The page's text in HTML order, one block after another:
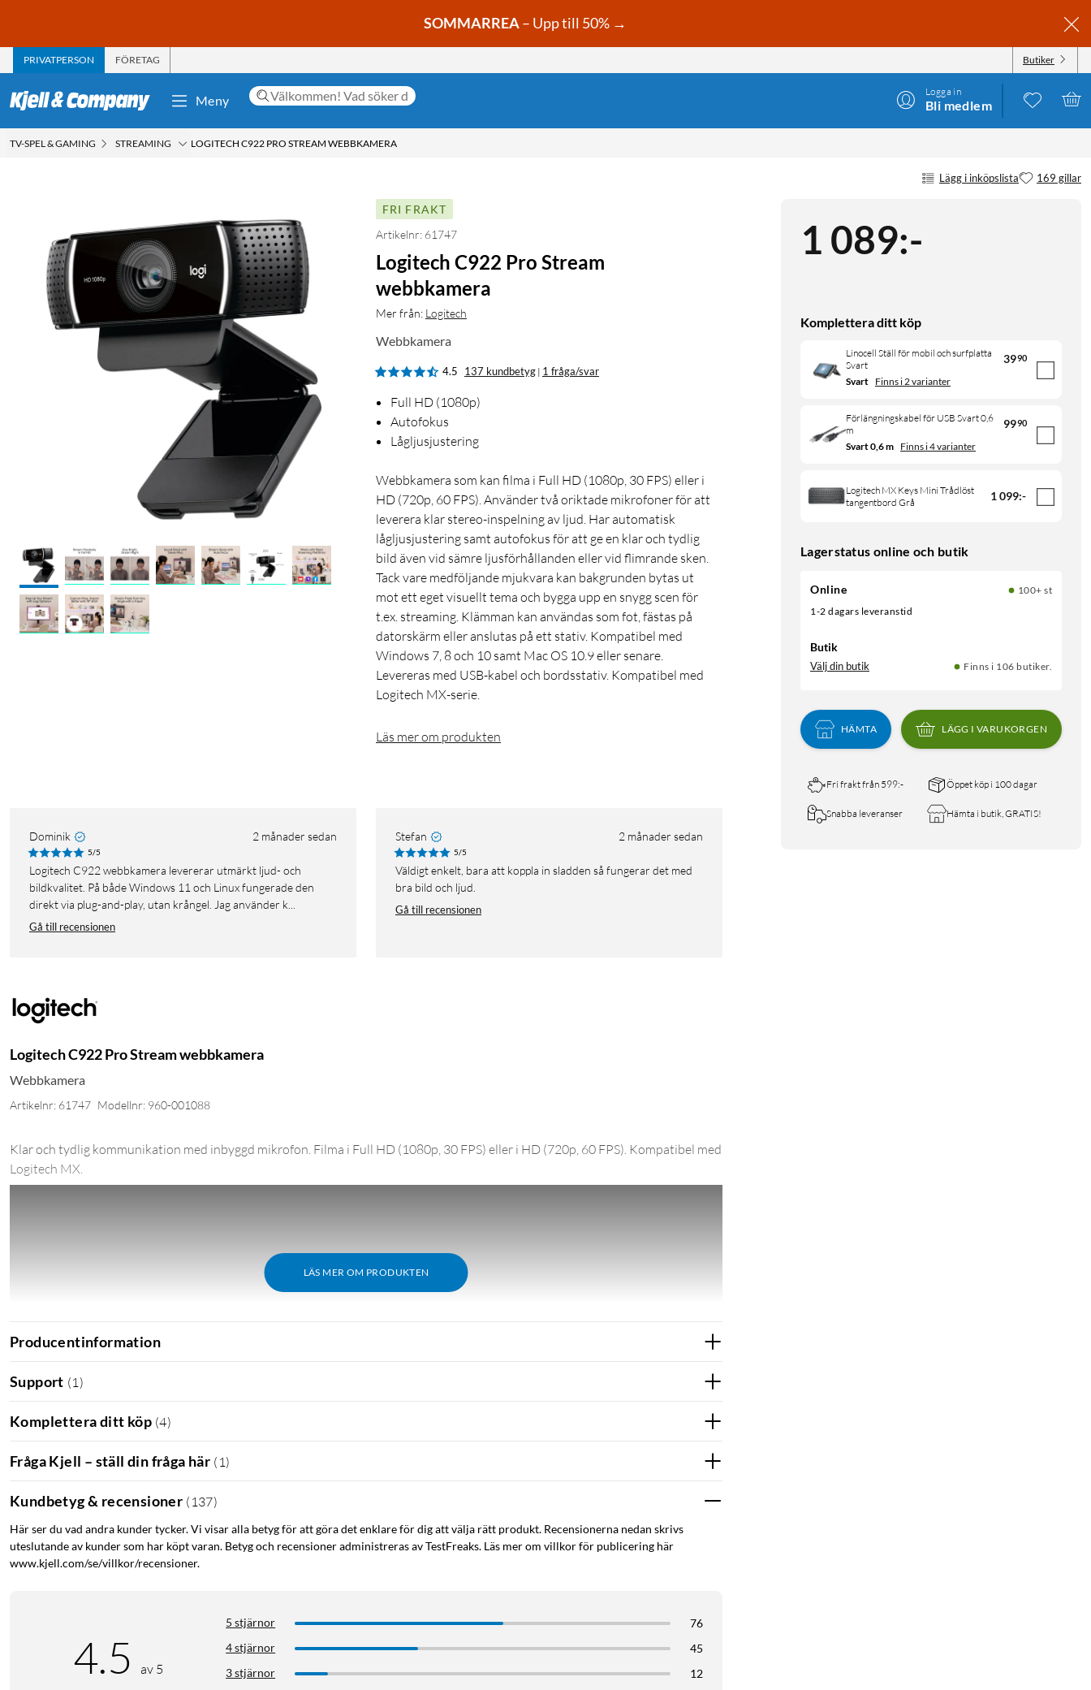
SOMMARREA– Upp till 50% →
PRIVATPERSON FÖRETAG Butiker
Meny
Logga in
Bli medlem
TV-SPEL & GAMING STREAMING LOGITECH C922 PRO STREAM WEBBKAMERA
Lägg i inköpslista 169 gillar
1 089:-
Komplettera ditt köp
Linocell Ställ för mobil och surfplatta
Svart
3990
Svart Finns i 2 varianter
Förlängningskabel för USB Svart 0,6
m
9990
Svart 0,6 m Finns i 4 varianter
Logitech MX Keys Mini Trådlöst
tangentbord Grå
1 099:-
Lagerstatus online och butik
Online
100+ st
1-2 dagars leveranstid
Butik
Välj din butik Finns i 106 butiker.
HÄMTA LÄGG I VARUKORGEN
Fri frakt från 599:- Öppet köp i 100 dagar
Snabba leveranser Hämta i butik, GRATIS!
FRI FRAKT
Artikelnr: 61747
Logitech C922 Pro Stream
webbkamera
Mer från: Logitech
Webbkamera
4.5 137 kundbetyg | 1 fråga/svar
Full HD (1080p)
Autofokus
Lågljusjustering
Webbkamera som kan filma i Full HD (1080p, 30 FPS) eller i
HD (720p, 60 FPS). Använder två oriktade mikrofoner för att
leverera klar stereo-inspelning av ljud. Har automatisk
lågljusjustering samt autofokus för att ge en klar och tydlig
bild även vid sämre ljusförhållanden eller vid flimrande sken.
Tack vare medföljande mjukvara kan bakgrunden bytas ut
mot ett eget visuellt tema och bygga upp en snygg scen för
t.ex. streaming. Klämman kan användas som fot, fästas på
datorskärm eller anslutas på ett stativ. Kompatibel med
Windows 7, 8 och 10 samt Mac OS 10.9 eller senare.
Levereras med USB-kabel och bordsstativ. Kompatibel med
Logitech MX-serie.
Läs mer om produkten
Dominik 2 månader sedan
5/5
Logitech C922 webbkamera levererar utmärkt ljud- och
bildkvalitet. På både Windows 11 och Linux fungerade den
direkt via plug-and-play, utan krångel. Jag använder k...
Gå till recensionen
Stefan 2 månader sedan
5/5
Väldigt enkelt, bara att koppla in sladden så fungerar det med
bra bild och ljud.
Gå till recensionen
Logitech C922 Pro Stream webbkamera
Webbkamera
Artikelnr: 61747 Modellnr: 960-001088
LÄS MER OM PRODUKTEN
Klar och tydlig kommunikation med inbyggd mikrofon. Filma i Full HD (1080p, 30 FPS) eller i HD (720p, 60 FPS). Kompatibel med
Logitech MX.
Möte på distans Kamera till dator Hemmakontor Logitech Logitech mx
Producentinformation
Support (1 )
Komplettera ditt köp (4)
Fråga Kjell – ställ din fråga här ( 1 )
Kundbetyg & recensioner ( 137)
Här ser du vad andra kunder tycker. Vi visar alla betyg för att göra det enklare för dig att välja rätt produkt. Recensionerna nedan skrivs
uteslutande av kunder som har köpt varan. Betyg och recensioner administreras av TestFreaks. Läs mer om villkor för publicering här
www.kjell.com/se/villkor/recensioner.
4.5 av 5
5 stjärnor
76
4 stjärnor
45
3 stjärnor
12